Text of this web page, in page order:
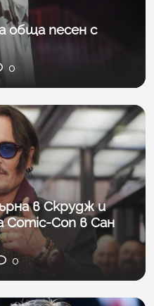
обща песен с
0
в Скрудж и
Comic-Con в Сан
0